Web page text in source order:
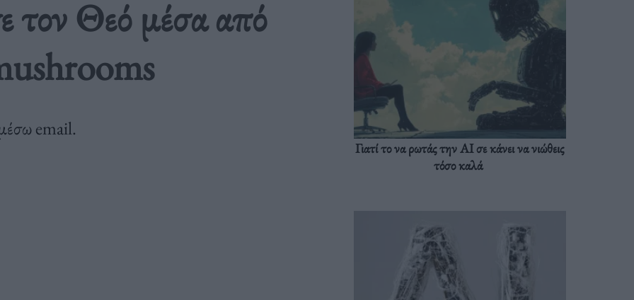
Θεό μέσα από
email.
Γιατί το να ρωτάς την AI σε κάνει να νιώθεις
τόσο καλά